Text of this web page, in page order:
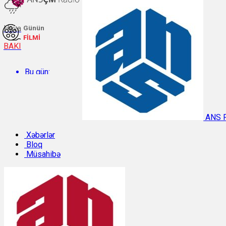
Hava
BAKI
Bu gün:
Temperatur: 27.1°C. Rütubət: 58%.
Sabah:
Günün
FİLMİ
ANS
Xəbərlər
Bloq
Müsahibə